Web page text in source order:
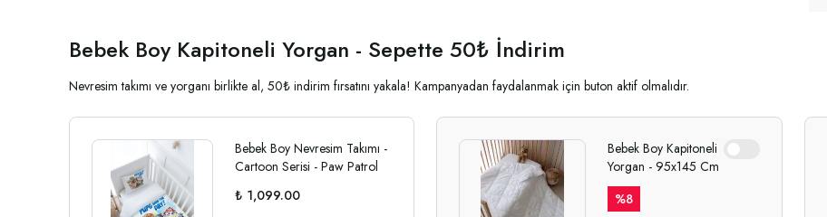
Bebek Boy Kapitoneli Yorgan - Sepette 50₺ İndirim
Nevresim takımı ve yorganı birlikte al, 50₺ indirim fırsatını yakala! Kampanyadan faydalanmak için buton aktif olmalıdır.
Bebek Boy Nevresim Takımı -
Cartoon Serisi - Paw Patrol
₺ 1,099.00
Bebek Boy Kapitoneli
Yorgan - 95x145 Cm
%8